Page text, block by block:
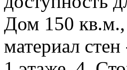
Дом 150
материал